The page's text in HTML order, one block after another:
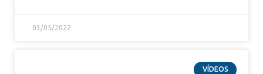
03/05/2022
VÍDEOS